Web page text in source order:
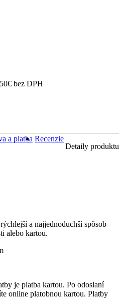
bez DPH
a platba Recenzie
Detaily produktu
a najjednoduchší spôsob
alebo kartou.
je platba kartou. Po odoslaní
online platobnou kartou. Platby